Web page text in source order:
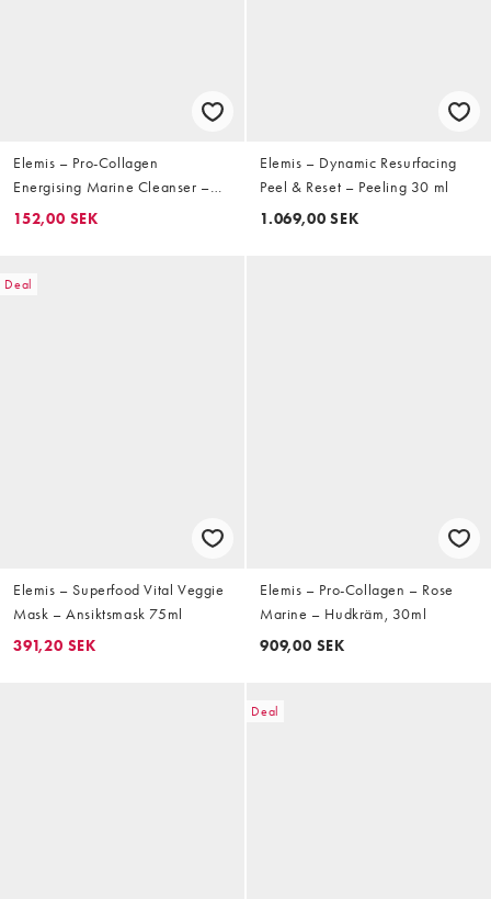
Elemis – Pro-Collagen
Energising Marine Cleanser –
Rengöringskräm 30 ml
152,00 SEK
Elemis – Dynamic Resurfacing
Peel & Reset – Peeling 30 ml
1.069,00 SEK
Deal
Elemis – Superfood Vital Veggie
Mask – Ansiktsmask 75ml
391,20 SEK
Elemis – Pro-Collagen – Rose
Marine – Hudkräm, 30ml
909,00 SEK
Deal